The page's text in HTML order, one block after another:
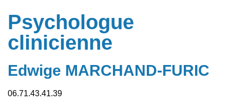
Psychologue
clinicienne
Edwige MARCHAND-FURIC
06.71.43.41.39